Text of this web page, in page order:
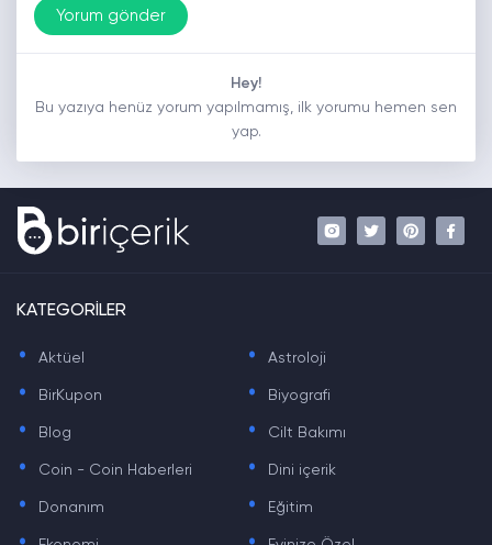
Hey!
Bu yazıya henüz yorum yapılmamış, ilk yorumu hemen sen
yap.
KATEGORİLER
. Aktüel . Astroloji
. BirKupon . Biyografi
. Blog . Cilt Bakımı
. Coin - Coin Haberleri . Dini içerik
. Donanım . Eğitim
. .